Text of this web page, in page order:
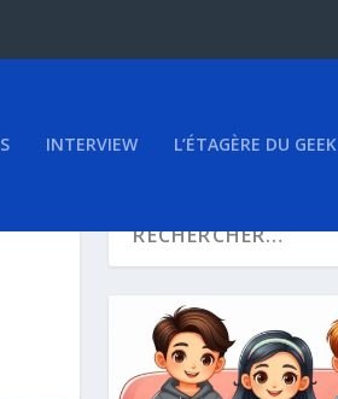
INTERVIEW L’ÉTAGÈRE DU GEEK